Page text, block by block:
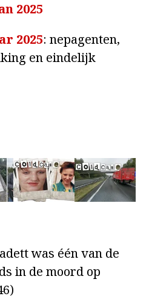
2025
2025: nepagenten,
en eindelijk
was één van de
in de moord op